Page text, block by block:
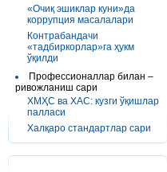
«Очиқ эшиклар куни»да
коррупция масалалари
Контрабандачи
«тадбиркорлар»га ҳукм
ўқилди
Профессионаллар билан –
ривожланиш сари
ХМҲС ва ХАС: кузги ўқишлар
палласи
Халқаро стандартлар сари